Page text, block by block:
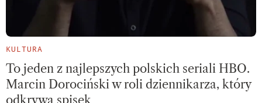
KULTURA
To jeden z najlepszych polskich seriali HBO.
Marcin Dorociński w roli dziennikarza, który
odkrywa spisek